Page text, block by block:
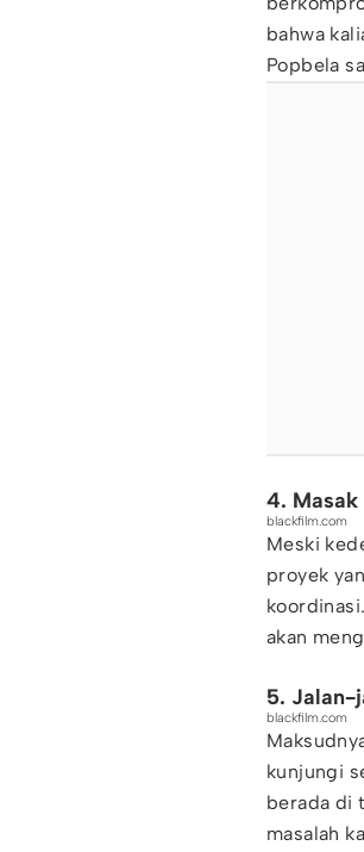
bahwa
Popbela
4. Masak
blackfilm.com
Meski
proyek
akan
5. Jalan-
blackfilm.com
kunjungi
berada di
masalah